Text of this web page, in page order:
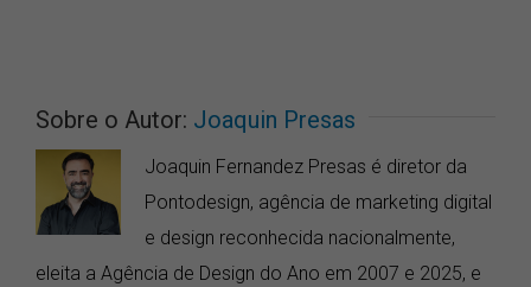
Sobre o Autor: Joaquin Presas
Joaquin Fernandez Presas é diretor da
Pontodesign, agência de marketing digital
e design reconhecida nacionalmente,
eleita a Agência de Design do Ano em 2007 e 2025, e